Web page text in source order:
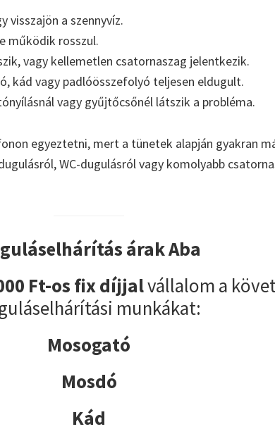
visszajön a szennyvíz.
működik rosszul.
vagy kellemetlen csatornaszag jelentkezik.
kád vagy padlóösszefolyó teljesen eldugult.
vagy gyűjtőcsőnél látszik a probléma.
egyeztetni, mert a tünetek alapján gyakran
WC-dugulásról vagy komolyabb
árak Aba
Ft-os fix díjjalvállalom a
munkákat:
Mosogató
Mosdó
Kád